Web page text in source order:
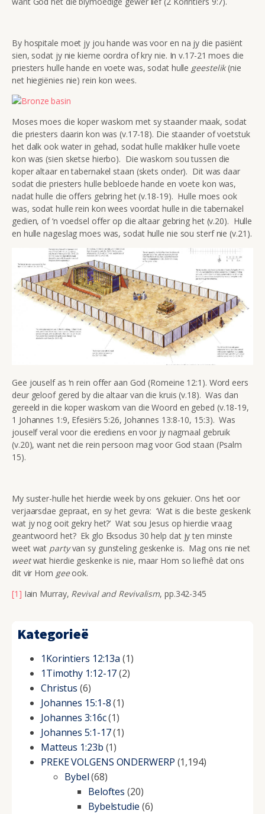
By hospitale moet jy jou hande was voor en na jy die pasiënt
sien, sodat jy nie kieme oordra of kry nie. In v.17-21 moes die
priesters hulle hande en voete was, sodat hulle geestelik(nie
net hiegiënies nie) rein kon wees.
Moses moes die koper waskom met sy staander maak, sodat
die priesters daarin kon was (v.17-18). Die staander of voetstuk
het dalk ook water in gehad, sodat hulle makliker hulle voete
kon was (sien sketse hierbo). Die waskom sou tussen die
koper altaar en tabernakel staan (skets onder). Dit was daar
sodat die priesters hulle bebloede hande en voete kon was,
nadat hulle die offers gebring het (v.18-19). Hulle moes ook
was, sodat hulle rein kon wees voordat hulle in die tabernakel
gedien, of ‘n voedsel offer op die altaar gebring het (v.20). Hulle
en hulle nageslag moes was, sodat hulle nie sou sterf nie (v.21).
Gee jouself as ‘n rein offer aan God (Romeine 12:1). Word eers
deur geloof gered by die altaar van die kruis (v.18). Was dan
gereeld in die koper waskom van die Woord en gebed (v.18-19,
1 Johannes 1:9, Efesiërs 5:26, Johannes 13:8-10, 15:3). Was
jouself veral voor die erediens en voor jy nagmaal gebruik
(v.20), want net die rein persoon mag voor God staan (Psalm
15).
My suster-hulle het hierdie week by ons gekuier. Ons het oor
verjaarsdae gepraat, en sy het gevra: ‘Wat is die beste geskenk
wat jy nog ooit gekry het?’ Wat sou Jesus op hierdie vraag
geantwoord het? Ek glo Eksodus 30 help dat jy ten minste
weet wat partyvan sy gunsteling geskenke is. Mag ons nie net
weetwat hierdie geskenke is nie, maar Hom so liefhê dat ons
dit vir Hom geeook.
[1] Iain Murray, Revival and Revivalism, pp.342-345
Kategorieë
1Korintiers 12:13a (1)
1Timothy 1:12-17(2)
Christus (6)
Johannes 15:1-8(1)
Johannes 3:16c(1)
Johannes 5:1-17(1)
Matteus 1:23b (1)
PREKE VOLGENS ONDERWERP (1,194)
Bybel(68)
Beloftes (20)
Bybelstudie (6)